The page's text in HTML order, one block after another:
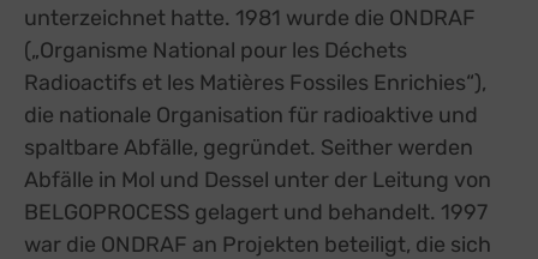
unterzeichnet hatte. 1981 wurde die ONDRAF
(„Organisme National pour les Déchets
Radioactifs et les Matières Fossiles Enrichies“),
die nationale Organisation für radioaktive und
spaltbare Abfälle, gegründet. Seither werden
Abfälle in Mol und Dessel unter der Leitung von
BELGOPROCESS gelagert und behandelt. 1997
war die ONDRAF an Projekten beteiligt, die sich